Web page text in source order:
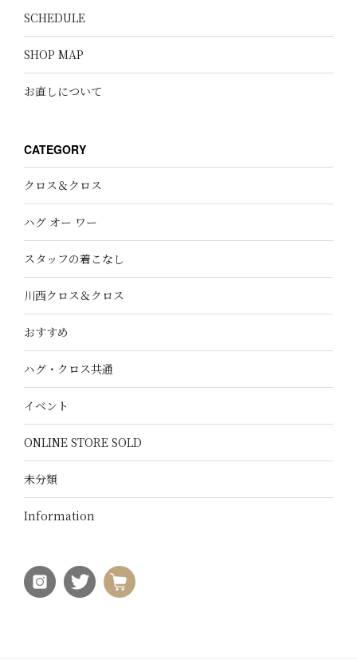
SCHEDULE
SHOP MAP
お直しについて
CATEGORY
クロス＆クロス
ハグ オー ワー
スタッフの着こなし
川西クロス＆クロス
おすすめ
ハグ・クロス共通
イベント
ONLINE STORE SOLD
未分類
Information